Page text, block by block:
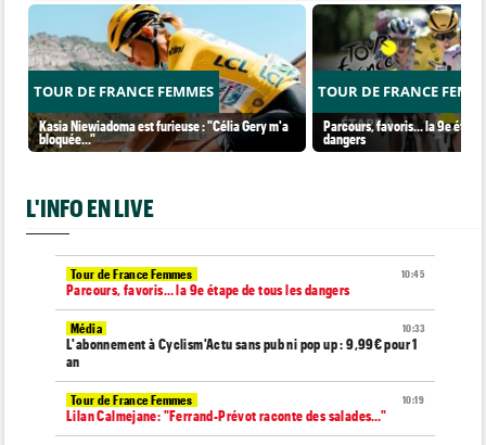
TOUR DE FRANCE FEMMES
Kasia Niewiadoma est furieuse : "Célia Gery m'a
bloquée..."
TOUR DE FRANCE
Parcours, favoris… la 9e étape
dangers
L'INFO EN LIVE
10:45
Tour de France Femmes
Parcours, favoris… la 9e étape de tous les dangers
10:33
Média
L'abonnement à Cyclism'Actu sans pub ni pop up : 9,99€ pour 1
an
10:19
Tour de France Femmes
Lilan Calmejane: "Ferrand-Prévot raconte des salades…"